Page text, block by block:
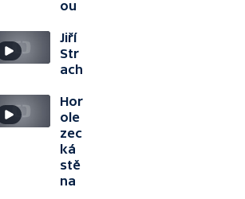
ou
Jiří
Str
ach
Hor
ole
zec
ká
stě
na